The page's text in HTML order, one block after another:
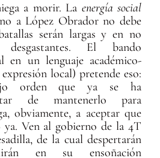
a morir. La energía social
a López Obrador no debe
serán largas y en no
desgastantes. El bando
en un lenguaje académico-
local) pretende eso:
orden que ya se ha
de mantenerlo para
obviamente, a aceptar que
ya. Ven al gobierno de la 4T
de la cual despertarán
en su ensoñación